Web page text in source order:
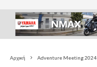
Αρχική Adventure Meeting 2024